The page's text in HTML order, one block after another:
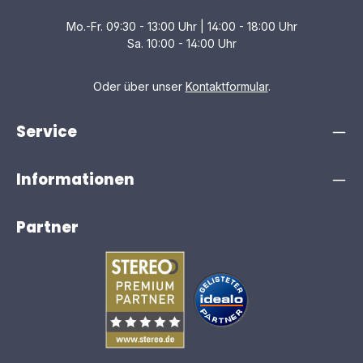
Mo.-Fr. 09:30 - 13:00 Uhr | 14:00 - 18:00 Uhr
Sa. 10:00 - 14:00 Uhr
Oder über unser Kontaktformular.
Service
Informationen
Partner